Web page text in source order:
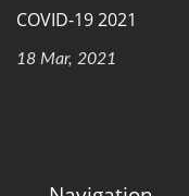
COVID-19 2021
18 Mar, 2021